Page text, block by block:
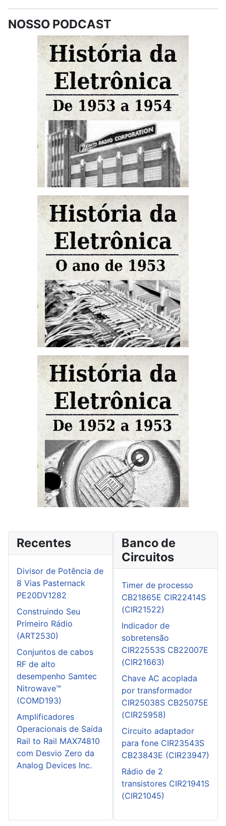
NOSSO PODCAST
Recentes
Divisor de Potência de
8 Vias Pasternack
PE20DV1282
Construindo Seu
Primeiro Rádio
(ART2530)
Conjuntos de cabos
RF de alto
desempenho Samtec
Nitrowave™
(COMD193)
Amplificadores
Operacionais de Saída
Rail to Rail MAX74810
com Desvio Zero da
Analog Devices Inc.
Banco de
Circuitos
Timer de processo
CB21865E CIR22414S
(CIR21522)
Indicador de
sobretensão
CIR22553S CB22007E
(CIR21663)
Chave AC acoplada
por transformador
CIR25038S CB25075E
(CIR25958)
Circuito adaptador
para fone CIR23543S
CB23843E (CIR23947)
Rádio de 2
transistores CIR21941S
(CIR21045)